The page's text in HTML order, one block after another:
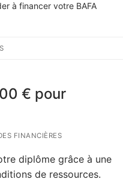
à financer votre BAFA
€ pour
FINANCIÈRES
diplôme grâce à une
de ressources.